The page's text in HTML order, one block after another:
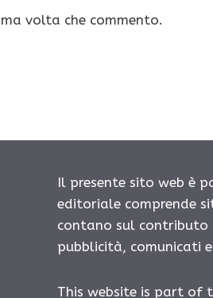
volta che commento.
Il presente sito web è
editoriale comprende
contano sul contributo
pubblicità, comunicati
This website is part of